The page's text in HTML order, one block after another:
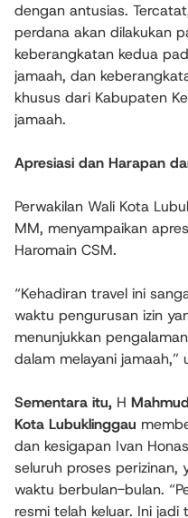
dengan antusias.
perdana akan dilakukan
keberangkatan kedua
jamaah, dan
khusus dari Kabupaten
jamaah.
Apresiasi dan Harapan
Perwakilan Wali Kota
MM, menyampaikan
Haromain CSM.
“Kehadiran travel ini
waktu pengurusan izin
menunjukkan
dalam melayani jamaah,”
Sementara itu, H
Kota Lubuklinggau
dan kesigapan Ivan
seluruh proses perizinan,
waktu berbulan-bulan.
resmi telah keluar. Ini